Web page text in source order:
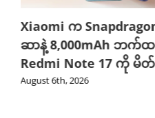
Xiaomi က
ဆာနဲ့ 8,000mAh ဘက်
Redmi Note 17 ကို
August 6th, 2026